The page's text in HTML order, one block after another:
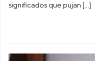
significados que pujan […]